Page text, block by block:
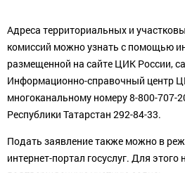
Адреса территориальных и
комиссий можно узнать с помощью
размещенной на сайте ЦИК России,
Информационно-справочный центр
многоканальному номеру 8-800-707-
Республики Татарстан 292-84-33.
Подать заявление также можно в
интернет-портал госуслуг. Для